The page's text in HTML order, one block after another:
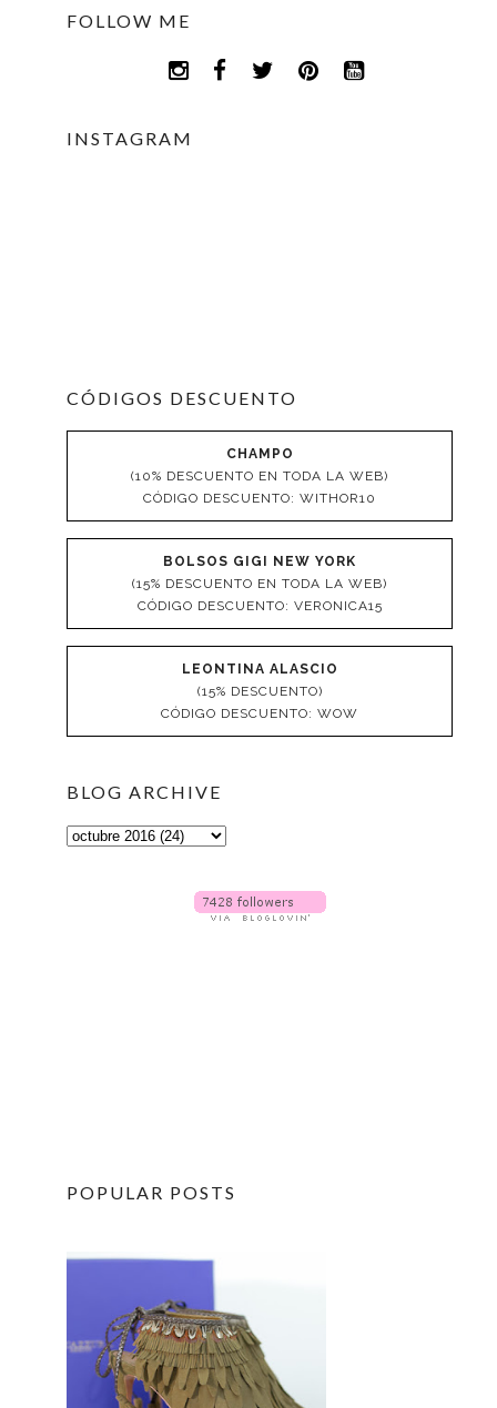
FOLLOW ME
INSTAGRAM
CÓDIGOS DESCUENTO
CHAMPO
(10% DESCUENTO EN TODA LA WEB)
CÓDIGO DESCUENTO: WITHOR10
BOLSOS GIGI NEW YORK
(15% DESCUENTO EN TODA LA WEB)
CÓDIGO DESCUENTO: VERONICA15
LEONTINA ALASCIO
(15% DESCUENTO)
CÓDIGO DESCUENTO: WOW
BLOG ARCHIVE
POPULAR POSTS